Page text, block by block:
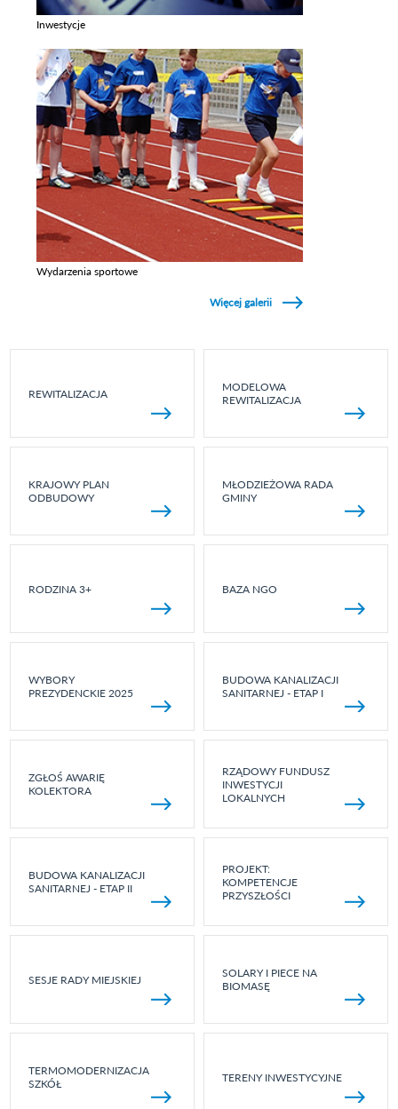
Inwestycje
Wydarzenia sportowe
Więcej galerii
REWITALIZACJA
MODELOWA
REWITALIZACJA
KRAJOWY PLAN
ODBUDOWY
MŁODZIEŻOWA RADA
GMINY
RODZINA 3+ BAZA NGO
WYBORY
PREZYDENCKIE 2025
BUDOWA KANALIZACJI
SANITARNEJ - ETAP I
ZGŁOŚ AWARIĘ
KOLEKTORA
RZĄDOWY FUNDUSZ
INWESTYCJI
LOKALNYCH
BUDOWA KANALIZACJI
SANITARNEJ - ETAP II
PROJEKT:
KOMPETENCJE
PRZYSZŁOŚCI
SESJE RADY MIEJSKIEJ
SOLARY I PIECE NA
BIOMASĘ
TERMOMODERNIZACJA
SZKÓŁ
TERENY INWESTYCYJNE